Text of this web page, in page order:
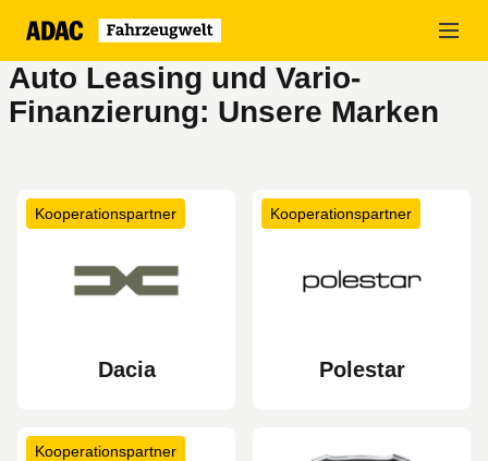
Auto Leasing und Vario-
Finanzierung: Unsere Marken
Dacia
Kooperationspartner
Polestar
Kooperationspartner
Kooperationspartner